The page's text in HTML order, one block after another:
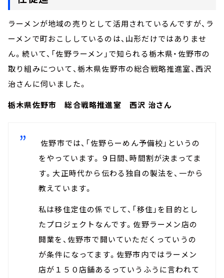
ラーメンが地域の売りとして活用されているんですが、ラ
ーメンで町おこししているのは、山形だけではありませ
ん。続いて、「佐野ラーメン」で知られる栃木県・佐野市の
取り組みについて、栃木県佐野市の総合戦略推進室、西沢
治さんに伺いました。
栃木県佐野市 総合戦略推進室 西沢 治さん
佐野市では、「佐野らーめん予備校」というの
をやっています。９日間、時間割が決まってま
す。大正時代から伝わる独自の製法を、一から
教えています。
私は移住定住の係でして、「移住」を目的とし
たプロジェクトなんです。佐野ラーメン店の
開業を、佐野市で開いていただくっていうの
が条件になってます。佐野市内ではラーメン
店が１５０店舗あるっていうふうに言われて